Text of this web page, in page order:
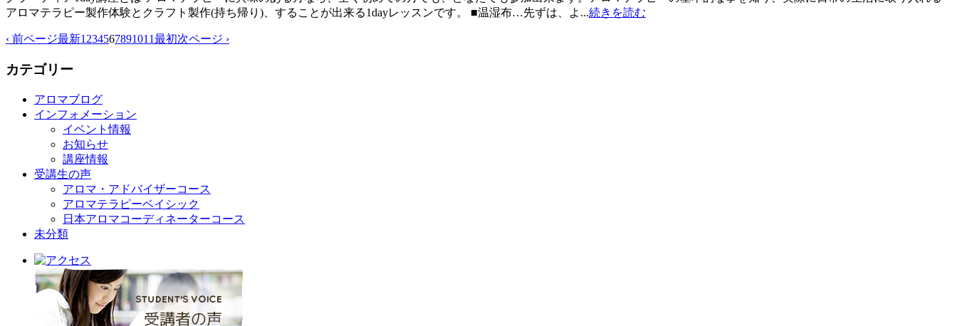
アロマテラピー製作体験とクラフト製作(持ち帰り)、することが出来る1dayレッスンです。 ■温湿布…先ずは、よ...続きを読む
‹ 前ページ最新1234567891011最初次ページ ›
カテゴリー
アロマブログ
インフォメーション
イベント情報
お知らせ
講座情報
受講生の声
アロマ・アドバイザーコース
アロマテラピーベイシック
日本アロマコーディネーターコース
未分類